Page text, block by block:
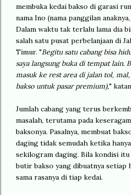
membuka kedai bakso di garasi
nama Ino (nama panggilan
Dalam waktu tak terlalu lama dia
salah satu pusat perbelanjaan di
Timur. "Begitu satu cabang bisa
saya langsung buka di tempat lain.
masuk ke rest area di jalan tol,
bakso untuk pasar premium),"
Jumlah cabang yang terus
masalah, terutama pada
baksonya. Pasalnya, membuat
daging tidak semudah ketika
sekilogram daging. Bila kondisi
butir bakso yang dibuatnya setiap
sama rasanya di tiap kedai.